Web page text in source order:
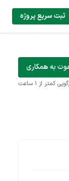
ثبت سریع پروژه
به همکاری
کمتر از 1 ساعت